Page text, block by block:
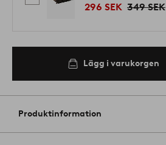
296 SEK 349 SEK
Lägg i varukorgen
Produktinformation